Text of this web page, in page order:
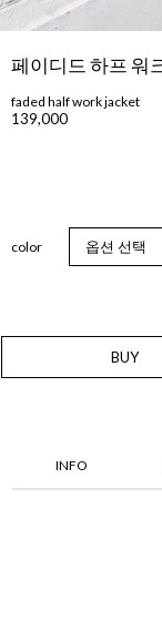
페이디드 하프 워
faded half work jacket
139,000
color
BUY
INFO